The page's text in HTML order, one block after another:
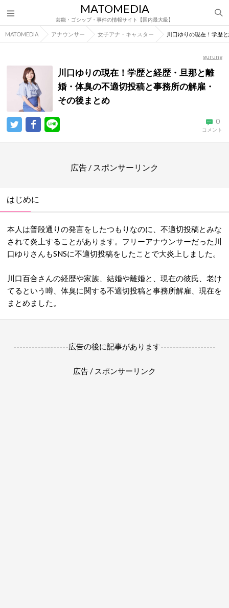
MATOMEDIA
芸能・ゴシップ・事件の情報サイト【国内最大級】
MATOMEDIA アナウンサー 女子アナ・キャスター 川口ゆりの現在！学歴
gurung
川口ゆりの現在！学歴と経歴・旦那と離
婚・体臭の不適切投稿と事務所の解雇・
その後まとめ
0
コメント
広告 / スポンサーリンク
はじめに
本人は普段通りの発言をしたつもりなのに、不適切投稿とみな
されて炎上することがあります。フリーアナウンサーだった川
口ゆりさんもSNSに不適切投稿をしたことで大炎上しました。
川口百合さんの経歴や家族、結婚や離婚と、現在の彼氏、老け
てるという噂、体臭に関する不適切投稿と事務所解雇、現在を
まとめました。
------------------広告の後に記事があります------------------
広告 / スポンサーリンク